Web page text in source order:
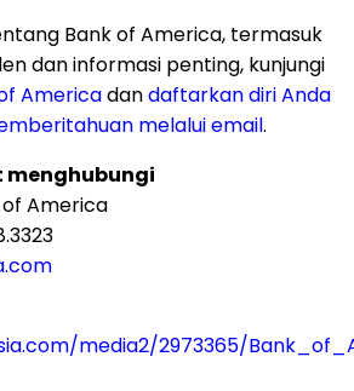
Bank of America, termasuk
dan informasi penting, kunjungi
Americadandaftarkan diri Anda
melalui email.
of America
media2/2973365/